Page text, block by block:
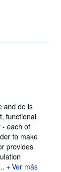
and do is
functional
- each of
to make
provides
Ver más